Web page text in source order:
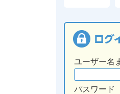
ユーザー名
パスワード